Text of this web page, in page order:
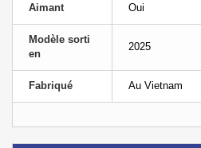
Aimant Oui
Modèle sorti
en
2025
Fabriqué Au Vietnam